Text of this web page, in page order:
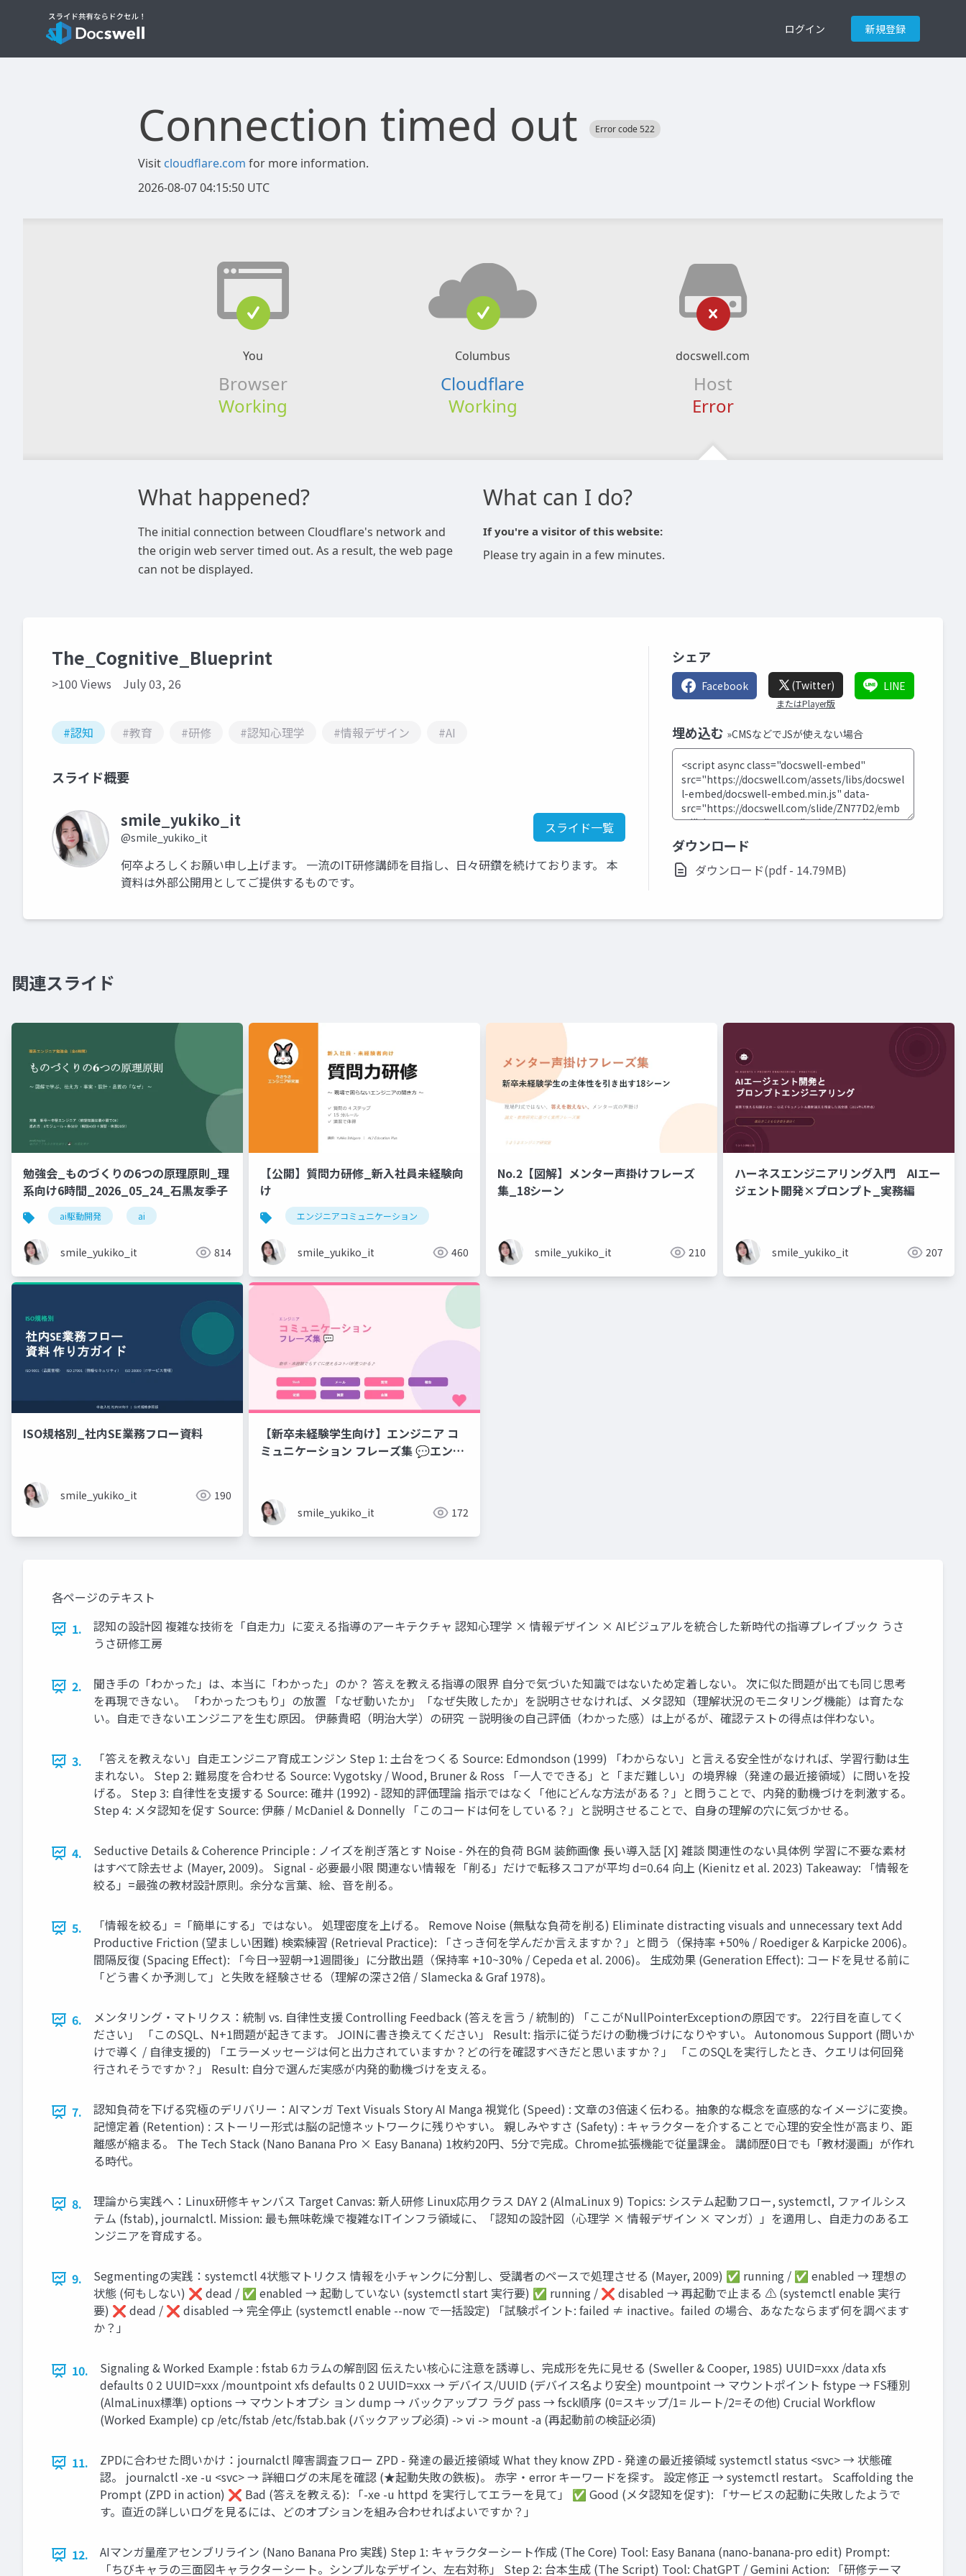
ログイン 新規登録
The_Cognitive_Blueprint
>100 Views July 03, 26
#認知 #教育 #研修 #認知心理学 #情報デザイン #AI
スライド概要
smile_yukiko_it
@smile_yukiko_it
スライド一覧
何卒よろしくお願い申し上げます。 一流のIT研修講師を目指し、日々研鑽を続けております。 本
資料は外部公開用としてご提供するものです。
シェア
Facebook (Twitter)
またはPlayer版
LINE
埋め込む »CMSなどでJSが使えない場合
ダウンロード
ダウンロード(pdf - 14.79MB)
関連スライド
勉強会_ものづくりの6つの原理原則_理
系向け6時間_2026_05_24_石黒友季子
ai駆動開発 ai
smile_yukiko_it 814
【公開】質問力研修_新入社員未経験向
け
エンジニアコミュニケーション
smile_yukiko_it 460
No.2【図解】メンター声掛けフレーズ
集_18シーン
smile_yukiko_it 210
ハーネスエンジニアリング入門 AIエー
ジェント開発×プロンプト_実務編
smile_yukiko_it 207
ISO規格別_社内SE業務フロー資料
smile_yukiko_it 190
【新卒未経験学生向け】エンジニア コ
ミュニケーション フレーズ集 💬エンジ
smile_yukiko_it 172
各ページのテキスト
1.
認知の設計図 複雑な技術を「自走力」に変える指導のアーキテクチャ 認知心理学 × 情報デザイン × AIビジュアルを統合した新時代の指導プレイブック うさ
うさ研修工房
2.
聞き手の「わかった」は、本当に「わかった」のか？ 答えを教える指導の限界 自分で気づいた知識ではないため定着しない。 次に似た問題が出ても同じ思考
を再現できない。 「わかったつもり」の放置 「なぜ動いたか」「なぜ失敗したか」を説明させなければ、メタ認知（理解状況のモニタリング機能）は育たな
い。自走できないエンジニアを生む原因。 伊藤貴昭（明治大学）の研究 －説明後の自己評価（わかった感）は上がるが、確認テストの得点は伴わない。
3.
「答えを教えない」自走エンジニア育成エンジン Step 1: 土台をつくる Source: Edmondson (1999) 「わからない」と言える安全性がなければ、学習行動は生
まれない。 Step 2: 難易度を合わせる Source: Vygotsky / Wood, Bruner & Ross 「一人でできる」と「まだ難しい」の境界線（発達の最近接領域）に問いを投
げる。 Step 3: 自律性を支援する Source: 碓井 (1992) - 認知的評価理論 指示ではなく「他にどんな方法がある？」と問うことで、内発的動機づけを刺激する。
Step 4: メタ認知を促す Source: 伊藤 / McDaniel & Donnelly 「このコードは何をしている？」と説明させることで、自身の理解の穴に気づかせる。
4.
Seductive Details & Coherence Principle : ノイズを削ぎ落とす Noise - 外在的負荷 BGM 装飾画像 長い導入話 [X] 雑談 関連性のない具体例 学習に不要な素材
はすべて除去せよ (Mayer, 2009)。 Signal - 必要最小限 関連ない情報を「削る」だけで転移スコアが平均 d=0.64 向上 (Kienitz et al. 2023) Takeaway: 「情報を
絞る」=最強の教材設計原則。余分な言葉、絵、音を削る。
5.
「情報を絞る」=「簡単にする」ではない。 処理密度を上げる。 Remove Noise (無駄な負荷を削る) Eliminate distracting visuals and unnecessary text Add
Productive Friction (望ましい困難) 検索練習 (Retrieval Practice): 「さっき何を学んだか言えますか？」と問う（保持率 +50% / Roediger & Karpicke 2006)。
間隔反復 (Spacing Effect): 「今日→翌朝→1週間後」に分散出題（保持率 +10~30% / Cepeda et al. 2006)。 生成効果 (Generation Effect): コードを見せる前に
「どう書くか予測して」と失敗を経験させる（理解の深さ2倍 / Slamecka & Graf 1978)。
6.
メンタリング・マトリクス：統制 vs. 自律性支援 Controlling Feedback (答えを言う / 統制的) 「ここがNullPointerExceptionの原因です。 22行目を直してく
ださい」 「このSQL、N+1問題が起きてます。 JOINに書き換えてください」 Result: 指示に従うだけの動機づけになりやすい。 Autonomous Support (問いか
けで導く / 自律支援的) 「エラーメッセージは何と出力されていますか？どの行を確認すべきだと思いますか？」 「このSQLを実行したとき、クエリは何回発
行されそうですか？」 Result: 自分で選んだ実感が内発的動機づけを支える。
7.
認知負荷を下げる究極のデリバリー：AIマンガ Text Visuals Story AI Manga 視覚化 (Speed) : 文章の3倍速く伝わる。抽象的な概念を直感的なイメージに変換。
記憶定着 (Retention) : ストーリー形式は脳の記憶ネットワークに残りやすい。 親しみやすさ (Safety) : キャラクターを介することで心理的安全性が高まり、距
離感が縮まる。 The Tech Stack (Nano Banana Pro × Easy Banana) 1枚約20円、5分で完成。Chrome拡張機能で従量課金。 講師歴0日でも「教材漫画」が作れ
る時代。
8.
理論から実践へ：Linux研修キャンバス Target Canvas: 新人研修 Linux応用クラス DAY 2 (AlmaLinux 9) Topics: システム起動フロー, systemctl, ファイルシス
テム (fstab), journalctl. Mission: 最も無味乾燥で複雑なITインフラ領域に、「認知の設計図（心理学 × 情報デザイン × マンガ）」を適用し、自走力のあるエ
ンジニアを育成する。
9.
Segmentingの実践：systemctl 4状態マトリクス 情報を小チャンクに分割し、受講者のペースで処理させる (Mayer, 2009) ✅ running / ✅ enabled → 理想の
状態 (何もしない) ❌ dead / ✅ enabled → 起動していない (systemctl start 実行要) ✅ running / ❌ disabled → 再起動で止まる ⚠️ (systemctl enable 実行
要) ❌ dead / ❌ disabled → 完全停止 (systemctl enable --now で一括設定) 「試験ポイント: failed ≠ inactive。failed の場合、あなたならまず何を調べます
か？」
10.
Signaling & Worked Example : fstab 6カラムの解剖図 伝えたい核心に注意を誘導し、完成形を先に見せる (Sweller & Cooper, 1985) UUID=xxx /data xfs
defaults 0 2 UUID=xxx /mountpoint xfs defaults 0 2 UUID=xxx → デバイス/UUID (デバイス名より安全) mountpoint → マウントポイント fstype → FS種別
(AlmaLinux標準) options → マウントオプシ ョン dump → バックアップフ ラグ pass → fsck順序 (0=スキップ/1= ルート/2=その他) Crucial Workflow
(Worked Example) cp /etc/fstab /etc/fstab.bak (バックアップ必須) -> vi -> mount -a (再起動前の検証必須)
11.
ZPDに合わせた問いかけ：journalctl 障害調査フロー ZPD - 発達の最近接領域 What they know ZPD - 発達の最近接領域 systemctl status <svc> → 状態確
認。 journalctl -xe -u <svc> → 詳細ログの末尾を確認 (★起動失敗の鉄板)。 赤字・error キーワードを探す。 設定修正 → systemctl restart。 Scaffolding the
Prompt (ZPD in action) ❌ Bad (答えを教える): 「-xe -u httpd を実行してエラーを見て」 ✅ Good (メタ認知を促す): 「サービスの起動に失敗したようで
す。直近の詳しいログを見るには、どのオプションを組み合わせればよいですか？」
12.
AIマンガ量産アセンブリライン (Nano Banana Pro 実践) Step 1: キャラクターシート作成 (The Core) Tool: Easy Banana (nano-banana-pro edit) Prompt:
「ちびキャラの三面図キャラクターシート。シンプルなデザイン、左右対称」 Step 2: 台本生成 (The Script) Tool: ChatGPT / Gemini Action: 「研修テーマ